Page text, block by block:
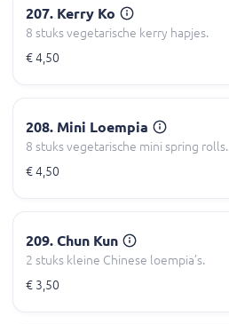
207. Kerry Ko
8 stuks vegetarische kerry hapjes.
€ 4,50
208. Mini Loempia
8 stuks vegetarische mini spring rolls.
€ 4,50
209. Chun Kun
2 stuks kleine Chinese loempia’s.
€ 3,50